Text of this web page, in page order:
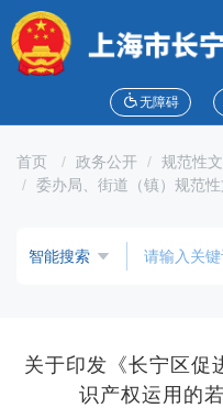
障
碍
说
无障碍
首页 政务公开
规范性
委办局、街道（镇）规范
关于印发《长宁区促
识产权运用的